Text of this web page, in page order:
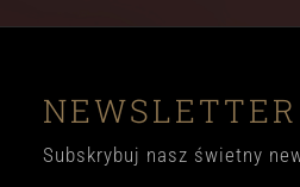
NEWSLETTER
Subskrybuj nasz świetny